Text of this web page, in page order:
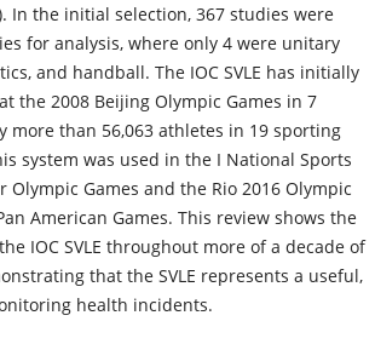
In the initial selection, 367 studies were
for analysis, where only 4 were unitary
and handball. The IOC SVLE has initially
the 2008 Beijing Olympic Games in 7
more than 56,063 athletes in 19 sporting
system was used in the I National Sports
Olympic Games and the Rio 2016 Olympic
American Games. This review shows the
IOC SVLE throughout more of a decade of
that the SVLE represents a useful,
health incidents.